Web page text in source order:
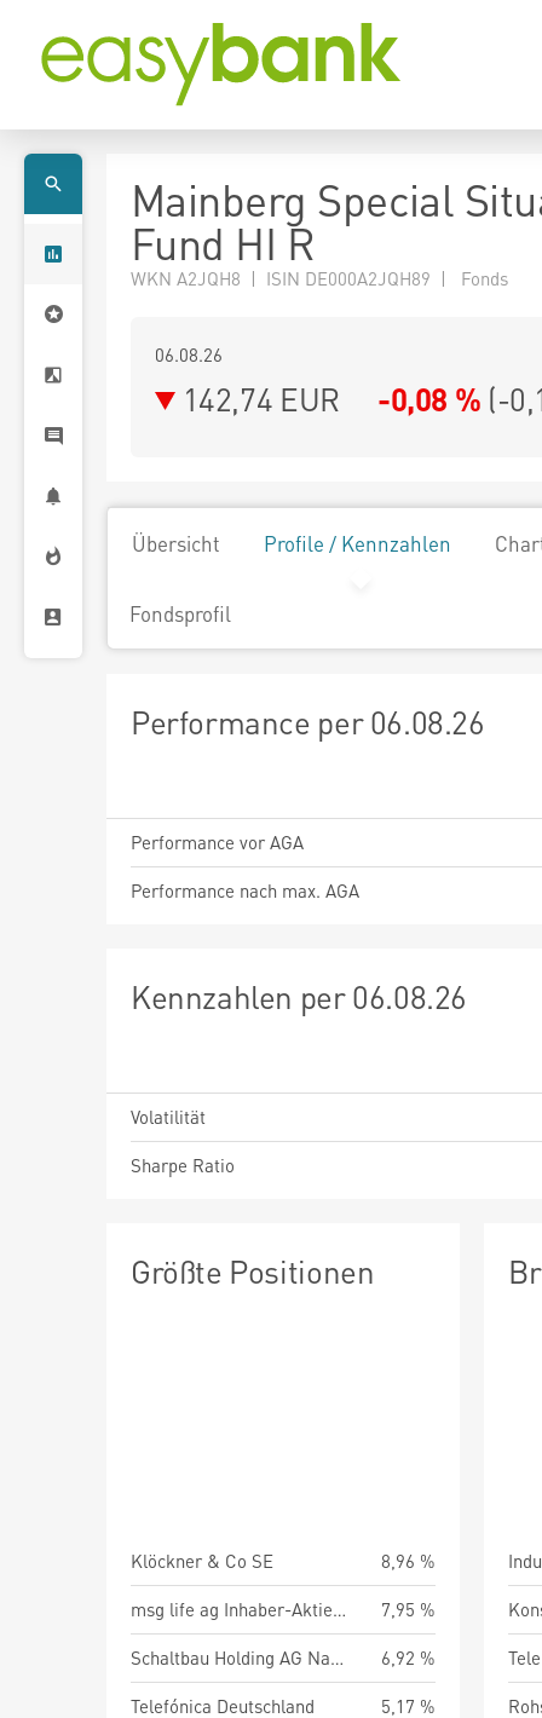
Mainberg Special
Fund HI R
WKN A2JQH8 | ISIN DE000A2JQH89 | Fonds
06.08.26
142,74 EUR -0,08 % (-
Übersicht Profile / Kennzahlen
Fondsprofil
Performance per 06.08.26
Performance vor AGA
Performance nach max. AGA
Kennzahlen per 06.08.26
Volatilität
Sharpe Ratio
Größte Positionen
Klöckner & Co SE
8,96 %
msg life ag Inhaber-Aktien o.N.
7,95 %
Schaltbau Holding AG Namens-Aktien o.N.
6,92 %
Telefónica Deutschland
5,17 %